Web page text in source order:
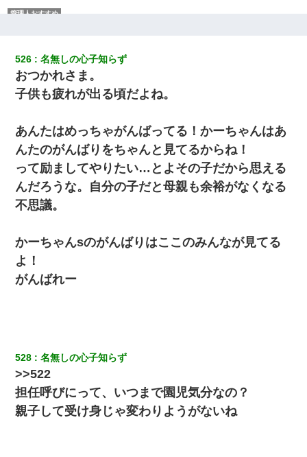
ＤＮＡ検査『血縁関係０％』旦那「やっぱり托卵だったんだ…」
嫁「本当に身に覚えがない」「なにかの間違いだ！取り違え
だ！」→ 嫁「あっ」
真似された。泣きながら夫に話すと一年後に…
我が家のガレージに見知らぬ車。俺「もしもし、玄関にもシャッ
ターリモコンあるだろ？DOWNのボタン押してｗ」→ 待つこと１
時間弱・・・
友人とふたりで山口に旅行した時の事。レンタカーを借りて山の
中の道を走っていたら、突然ガガッ！って音がして…
32歳ワイ、34歳の可愛い女と付き合うも現実を知ってしまい無事
死亡・・・
日航機墜落事故の「ここからは日本語で大丈夫ですよ〜」の絶望
感がヤバイ・・・
526 名無しの心子知らず
おつかれさま。
子供も疲れが出る頃だよね。
あんたはめっちゃがんばってる！かーちゃんはあ
んたのがんばりをちゃんと見てるからね！
って励ましてやりたい…とよその子だから思える
んだろうな。自分の子だと母親も余裕がなくなる
不思議。
かーちゃんsのがんばりはここのみんなが見てる
よ！
がんばれー
528 名無しの心子知らず
>>522
担任呼びにって、いつまで園児気分なの？
親子して受け身じゃ変わりようがないね